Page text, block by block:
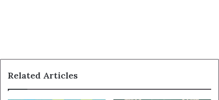
Related Articles